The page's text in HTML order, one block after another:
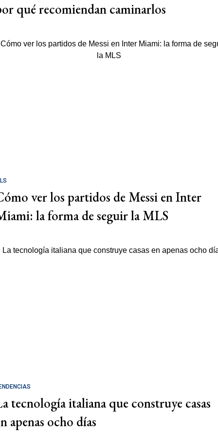
qué recomiendan caminarlos
ver los partidos de Messi en Inter
la forma de seguir la MLS
tecnología italiana que construye casas
apenas ocho días